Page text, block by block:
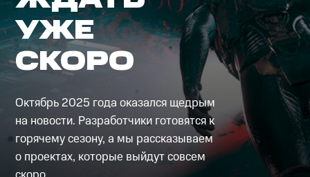
УЖЕ
СКОРО
Октябрь 2025 года оказался щедрым
на новости. Разработчики готовятся к
горячему сезону, а мы рассказываем
о проектах, которые выйдут совсем